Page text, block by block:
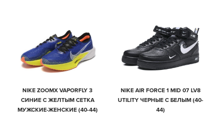
NIKE ZOOMX VAPORFLY 3
СИНИЕ С ЖЕЛТЫМ СЕТКА
МУЖСКИЕ-ЖЕНСКИЕ (40-44)
NIKE AIR FORCE 1 MID 07 LV8
UTILITY ЧЕРНЫЕ С БЕЛЫМ (40-
44)